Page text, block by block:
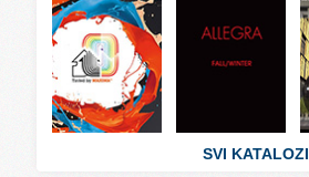
Svet ugostiteljstva
Svet zabave i umetnosti
Svet zanimljivosti
Svet zdravlja
SVI KATALOZI